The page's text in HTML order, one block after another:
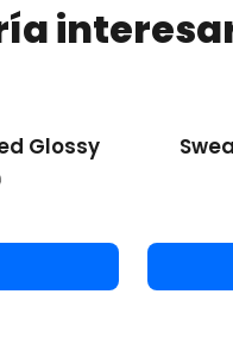
Glossy
-33%
OFF